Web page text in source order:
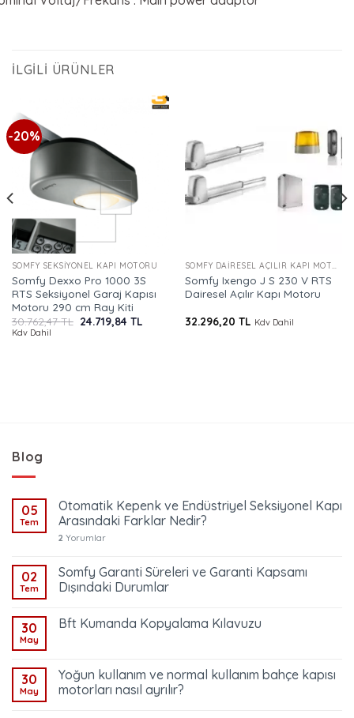
İLGILI ÜRÜNLER
-20%
SOMFY SEKSIYONEL KAPI MOTORU
Somfy Dexxo Pro 1000 3S
RTS Seksiyonel Garaj Kapısı
Motoru 290 cm Ray Kiti
30.762,47TL Orijinal
24.719,84 TL
Kdv Dahil
SOMFY DAIRESEL AÇILIR KAPI MOTORLARI
Somfy Ixengo J S 230 V RTS
Dairesel Açılır Kapı Motoru
32.296,20 TL Kdv Dahil
Blog
05
Tem
Otomatik Kepenk ve Endüstriyel Seksiyonel Kapı
Arasındaki Farklar Nedir?
2 Yorumlar
02
Tem
Somfy Garanti Süreleri ve Garanti Kapsamı
Dışındaki Durumlar
30
May
Bft Kumanda Kopyalama Kılavuzu
30
May
Yoğun kullanım ve normal kullanım bahçe kapısı
motorları nasıl ayrılır?